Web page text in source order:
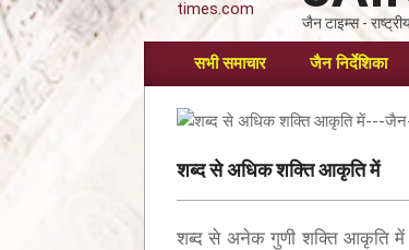
जैन टाइम्स -
सभी समाचार जैन निर्देशिका
शब्द से अधिक शक्ति आकृति में
शब्द से अनेक गुणी शक्ति आकृति में